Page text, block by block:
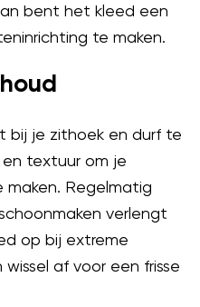
bent het kleed een
te maken.
bij je zithoek en durf te
textuur om je
maken. Regelmatig
verlengt
op bij extreme
af voor een frisse